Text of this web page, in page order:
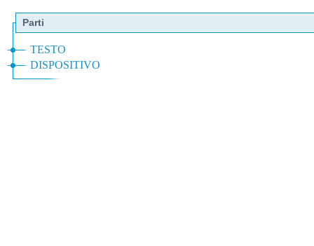
Parti
TESTO
DISPOSITIVO